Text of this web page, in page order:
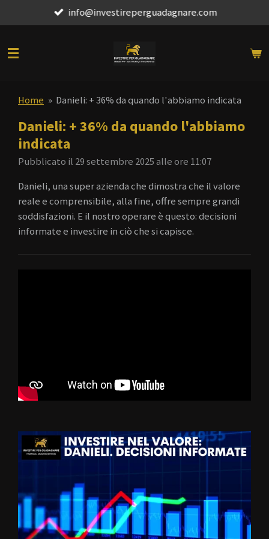
al
principale
info@investireperguadagnare.com
Home » Danieli: + 36% da quando l'abbiamo indicata
Danieli: + 36% da quando l'abbiamo
indicata
Pubblicato il 29 settembre 2025 alle ore 11:07
Danieli, una super azienda che dimostra che il valore
reale e comprensibile, alla fine, offre sempre grandi
soddisfazioni. E il nostro operare è questo: decisioni
informate e investire in ciò che si capisce.